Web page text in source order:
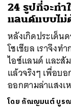
24 รูปที่จะท
แลนด์แบบไม่
หลังเกิดประเด็น
โซเชียล เราจึง
ไอซ์แลนด์ และสั
แล้วจริงๆ เพื่อบ
ออกตามล่าแสงเ
โดย กัณญมนต์ บูร